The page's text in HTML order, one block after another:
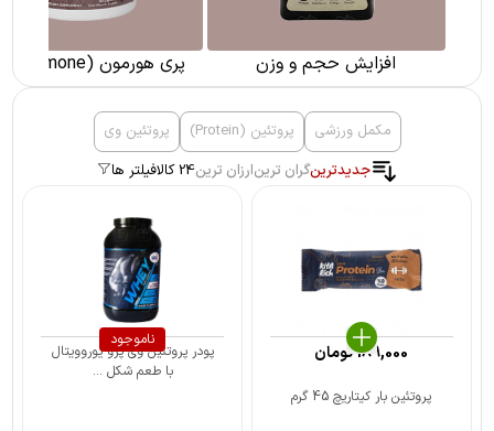
افزایش حجم و وزن پری هورمون (pre hormone)
مکمل ورزشی پروتئین (Protein)
پروتئین وی
جدیدترینگران ترینارزان ترین24 کالا فیلتر ها
پروتئین بار کیتاریچ 45 گرم
189,000تومان
ناموجود
پودر پروتئین وی پرو یوروویتال
با طعم شکل ...